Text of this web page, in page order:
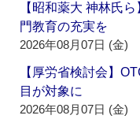
【昭和薬大 神林氏
門教育の充実を
2026年08月07日 (金)
【厚労省検討会】
目が対象に
2026年08月07日 (金)